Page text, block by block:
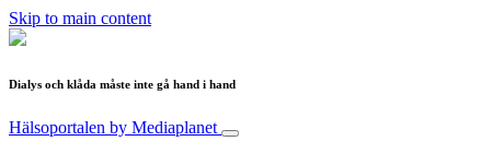
Skip to main content
Dialys och klåda måste inte gå hand i hand
Hälsoportalen by Mediaplanet